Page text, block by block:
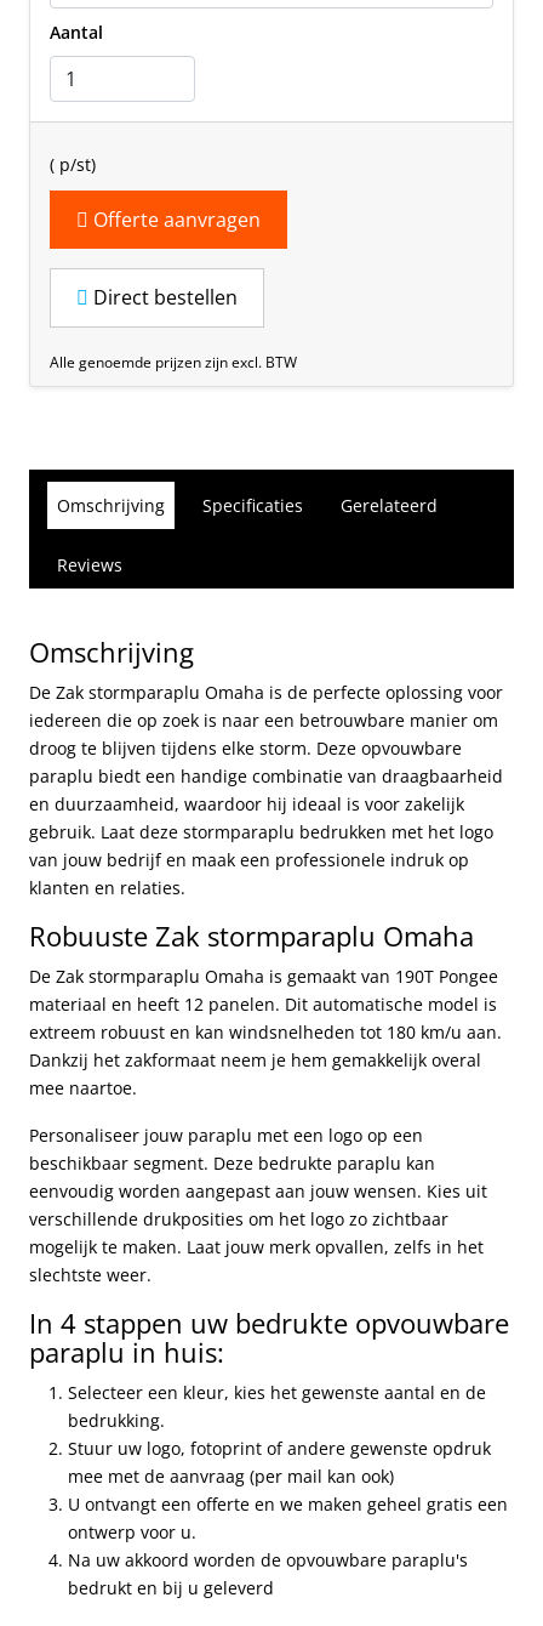
Aantal
( p/st)
Offerte aanvragen
Direct bestellen
Alle genoemde prijzen zijn excl. BTW
Omschrijving Specificaties Gerelateerd
Reviews
Omschrijving
De Zak stormparaplu Omaha is de perfecte oplossing voor
iedereen die op zoek is naar een betrouwbare manier om
droog te blijven tijdens elke storm. Deze opvouwbare
paraplu biedt een handige combinatie van draagbaarheid
en duurzaamheid, waardoor hij ideaal is voor zakelijk
gebruik. Laat deze stormparaplu bedrukken met het logo
van jouw bedrijf en maak een professionele indruk op
klanten en relaties.
Robuuste Zak stormparaplu Omaha
De Zak stormparaplu Omaha is gemaakt van 190T Pongee
materiaal en heeft 12 panelen. Dit automatische model is
extreem robuust en kan windsnelheden tot 180 km/u aan.
Dankzij het zakformaat neem je hem gemakkelijk overal
mee naartoe.
Personaliseer jouw paraplu met een logo op een
beschikbaar segment. Deze bedrukte paraplu kan
eenvoudig worden aangepast aan jouw wensen. Kies uit
verschillende drukposities om het logo zo zichtbaar
mogelijk te maken. Laat jouw merk opvallen, zelfs in het
slechtste weer.
In 4 stappen uw bedrukte opvouwbare
paraplu in huis:
Selecteer een kleur, kies het gewenste aantal en de
bedrukking.
Stuur uw logo, fotoprint of andere gewenste opdruk
mee met de aanvraag (per mail kan ook)
U ontvangt een offerte en we maken geheel gratis een
ontwerp voor u.
Na uw akkoord worden de opvouwbare paraplu's
bedrukt en bij u geleverd